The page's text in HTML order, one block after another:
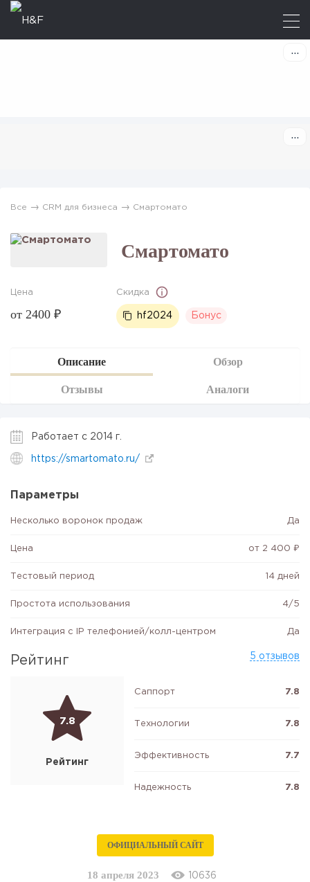
Все → CRM для бизнеса → Смартомато
Смартомато
Скидка
hf2024 Бонус
Цена
от 2400 ₽
Описание Обзор
Отзывы Аналоги
Работает с 2014 г.
https://smartomato.ru/
Параметры
Несколько воронок продаж Да
Цена от 2 400 ₽
Тестовый период 14 дней
Простота использования 4/5
Интеграция с IP телефонией/колл-центром Да
Рейтинг 5 отзывов
7.8
Рейтинг
Саппорт 7.8
Технологии 7.8
Эффективность 7.7
Надежность 7.8
ОФИЦИАЛЬНЫЙ САЙТ
18 апреля 2023 10636